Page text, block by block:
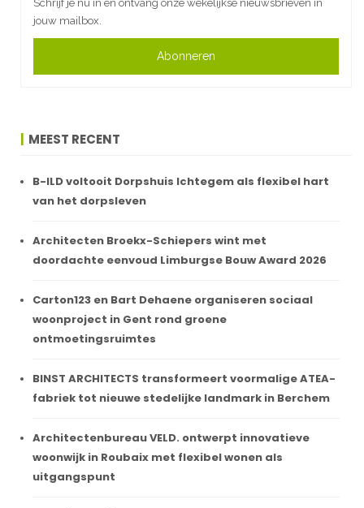
Schrijf je nu in en ontvang onze wekelijkse nieuwsbrieven in
jouw mailbox.
Abonneren
MEEST RECENT
B-ILD voltooit Dorpshuis Ichtegem als flexibel hart
van het dorpsleven
Architecten Broekx-Schiepers wint met
doordachte eenvoud Limburgse Bouw Award 2026
Carton123 en Bart Dehaene organiseren sociaal
woonproject in Gent rond groene
ontmoetingsruimtes
BINST ARCHITECTS transformeert voormalige ATEA-
fabriek tot nieuwe stedelijke landmark in Berchem
Architectenbureau VELD. ontwerpt innovatieve
woonwijk in Roubaix met flexibel wonen als
uitgangspunt